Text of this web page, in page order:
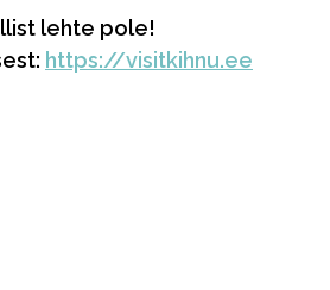
lehte pole!
https://visitkihnu.ee